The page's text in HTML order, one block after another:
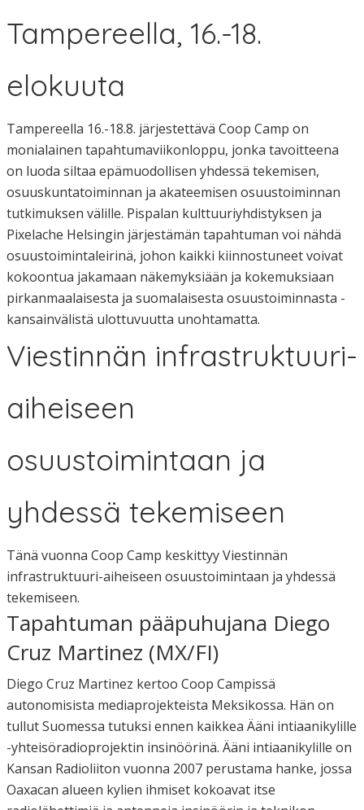
Tampereella, 16.-18.
elokuuta
Tampereella 16.-18.8. järjestettävä Coop Camp on
monialainen tapahtumaviikonloppu, jonka tavoitteena
on luoda siltaa epämuodollisen yhdessä tekemisen,
osuuskuntatoiminnan ja akateemisen osuustoiminnan
tutkimuksen välille. Pispalan kulttuuriyhdistyksen ja
Pixelache Helsingin järjestämän tapahtuman voi nähdä
osuustoimintaleirinä, johon kaikki kiinnostuneet voivat
kokoontua jakamaan näkemyksiään ja kokemuksiaan
pirkanmaalaisesta ja suomalaisesta osuustoiminnasta -
kansainvälistä ulottuvuutta unohtamatta.
Viestinnän infrastruktuuri-
aiheiseen
osuustoimintaan ja
yhdessä tekemiseen
Tänä vuonna Coop Camp keskittyy Viestinnän
infrastruktuuri-aiheiseen osuustoimintaan ja yhdessä
tekemiseen.
Tapahtuman pääpuhujana Diego
Cruz Martinez (MX/FI)
Diego Cruz Martinez kertoo Coop Campissä
autonomisista mediaprojekteista Meksikossa. Hän on
tullut Suomessa tutuksi ennen kaikkea Ääni intiaanikylille
-yhteisöradioprojektin insinöörinä. Ääni intiaanikylille on
Kansan Radioliiton vuonna 2007 perustama hanke, jossa
Oaxacan alueen kylien ihmiset kokoavat itse